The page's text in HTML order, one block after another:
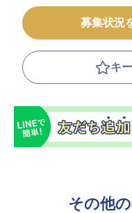
募集状況
キ
その他